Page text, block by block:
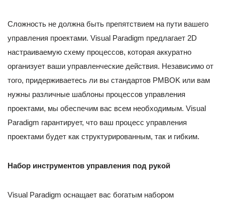
Сложность не должна быть препятствием на пути вашего
управления проектами. Visual Paradigm предлагает 2D
настраиваемую схему процессов, которая аккуратно
организует ваши управленческие действия. Независимо от
того, придерживаетесь ли вы стандартов PMBOK или вам
нужны различные шаблоны процессов управления
проектами, мы обеспечим вас всем необходимым. Visual
Paradigm гарантирует, что ваш процесс управления
проектами будет как структурированным, так и гибким.
Набор инструментов управления под рукой
Visual Paradigm оснащает вас богатым набором